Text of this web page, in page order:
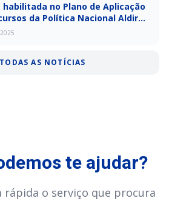
habilitada no Plano de Aplicação
da Política Nacional Aldir
Ciclo 2025!
AS NOTÍCIAS
te ajudar?
rápida o serviço que procura